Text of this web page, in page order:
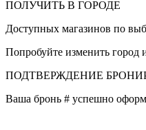
ПОЛУЧИТЬ В ГОРОДЕ
Доступных магазинов по
Попробуйте изменить город
ПОДТВЕРЖДЕНИЕ
Ваша бронь # успешно